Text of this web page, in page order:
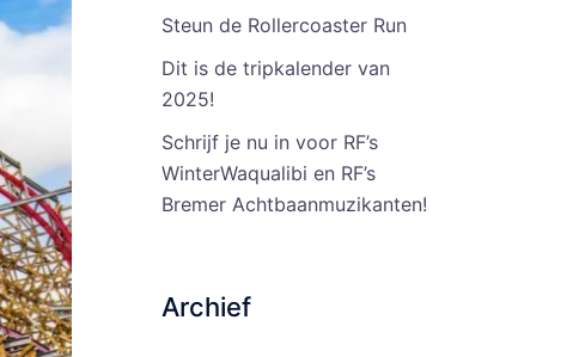
Steun de Rollercoaster Run
Dit is de tripkalender van
2025!
Schrijf je nu in voor RF’s
WinterWaqualibi en RF’s
Bremer Achtbaanmuzikanten!
Archief